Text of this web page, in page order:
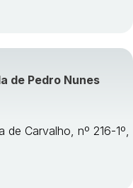
de Pedro Nunes
de Carvalho, nº 216-1º,